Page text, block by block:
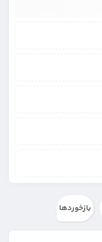
بازخوردها